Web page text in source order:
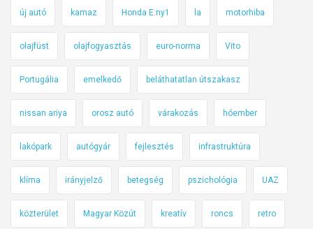
új autó kamaz Honda E:ny1 la motorhiba
olajfüst olajfogyasztás euro-norma Vito
Portugália emelkedő beláthatatlan útszakasz
nissan ariya orosz autó várakozás hóember
lakópark autógyár fejlesztés infrastruktúra
klíma irányjelző betegség pszichológia UAZ
közterület Magyar Közút kreatív roncs retro